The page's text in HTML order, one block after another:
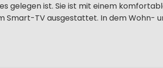
gelegen ist. Sie ist mit einem
Smart-TV ausgestattet. In dem Wohn-